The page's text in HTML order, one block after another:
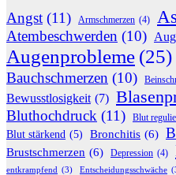
Angst (11) Armschmerzen (4)
Atembeschwerden (10)
Augenprobleme (25)
Bauchschmerzen (10)
Bewusstlosigkeit (7)
Bluthochdruck (11) Blut
Blut stärkend (5) Bronchitis (6)
Brustschmerzen (6) Depression (4)
entkrampfend (3) Entscheidungsschwäche